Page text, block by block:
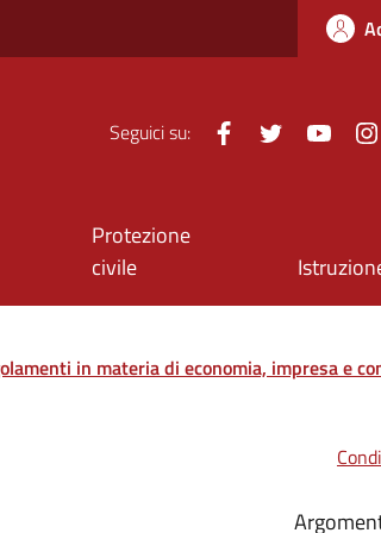
Seguici su: FacebookTwitter Youtube
Protezione
civile
in materia di economia, impresa e